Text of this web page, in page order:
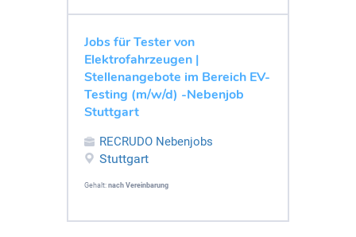
Jobs für Tester von
Elektrofahrzeugen |
Stellenangebote im Bereich EV-
Testing (m/w/d) -Nebenjob
Stuttgart
RECRUDO Nebenjobs
Stuttgart
Gehalt: nach Vereinbarung